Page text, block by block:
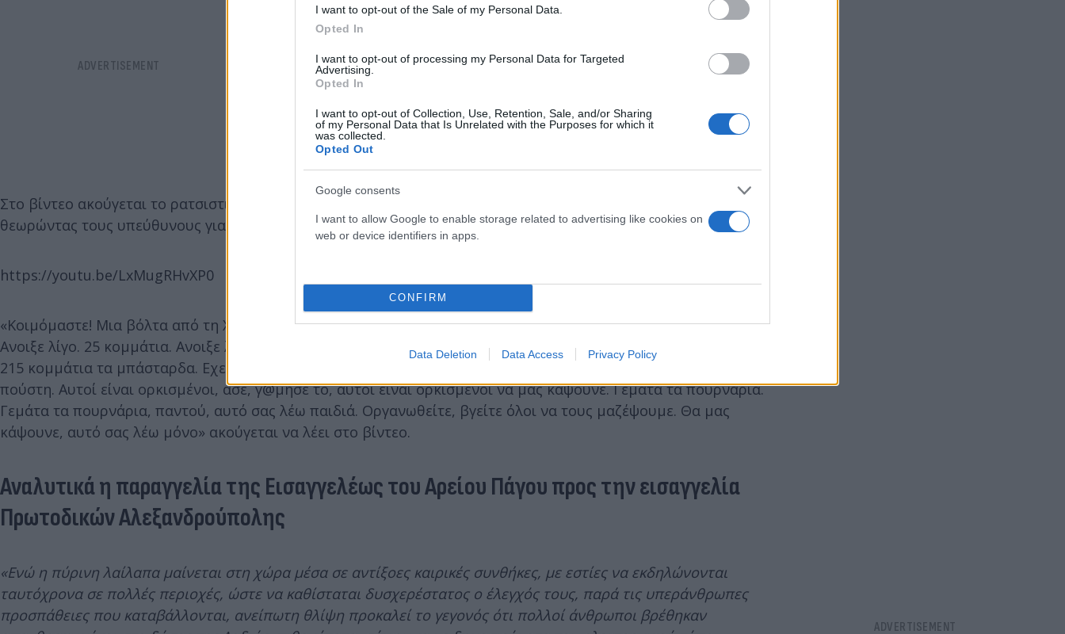
I want to opt-out of the Sale of my Personal Data.
Opted In
I want to opt-out of processing my Personal Data for Targeted
Advertising.
Opted In
I want to opt-out of Collection, Use, Retention, Sale, and/or Sharing
of my Personal Data that Is Unrelated with the Purposes for which it
was collected.
Opted Out
Google consents
I want to allow Google to enable storage related to advertising like cookies on
web or device identifiers in apps.
CONFIRM
Data Deletion Data Access Privacy Policy
Στο βίντεο ακούγεται το ρατσιστικό του παραλήρημα βίας, κατά το οποίο καλεί σε πογκρόμ κατά των μεταναστών
θεωρώντας τους υπεύθυνους για τις φωτιές.
https://youtu.be/LxMugRHvXP0
«Κοιμόμαστε! Μια βόλτα από τη Χηλή μέχρι Σκοπό Βολής έχω φορτώσει 25 κομμάτια έχω εδώ μέσα στο τρέιλερ.
Ανοιξε λίγο. 25 κομμάτια. Ανοιξε λίγο το σύρμα. Θα μας κάψουν αυτοί ρε πούστη, θα μας κάψον αυτοί. Ωπ, βλέπετε;
215 κομμάτια τα μπάσταρδα. Εχει γεμίσει όλο το βουνό, παιδιά. Ολο το βουνό έχει γεμίσει γαμώ την τρέλα τους ρε
πούστη. Αυτοί είναι ορκισμένοι, άσε, γ@μησέ το, αυτοί είναι ορκισμένοι να μας κάψουνε. Γεμάτα τα πουρνάρια.
Γεμάτα τα πουρνάρια, παντού, αυτό σας λέω παιδιά. Οργανωθείτε, βγείτε όλοι να τους μαζέψουμε. Θα μας
κάψουνε, αυτό σας λέω μόνο» ακούγεται να λέει στο βίντεο.
Αναλυτικά η παραγγελία της Εισαγγελέως του Αρείου Πάγου προς την εισαγγελία
Πρωτοδικών Αλεξανδρούπολης
«Ενώ η πύρινη λαίλαπα μαίνεται στη χώρα μέσα σε αντίξοες καιρικές συνθήκες, με εστίες να εκδηλώνονται
ταυτόχρονα σε πολλές περιοχές, ώστε να καθίσταται δυσχερέστατος ο έλεγχός τους, παρά τις υπεράνθρωπες
προσπάθειες που καταβάλλονται, ανείπωτη θλίψη προκαλεί το γεγονός ότι πολλοί άνθρωποι βρέθηκαν